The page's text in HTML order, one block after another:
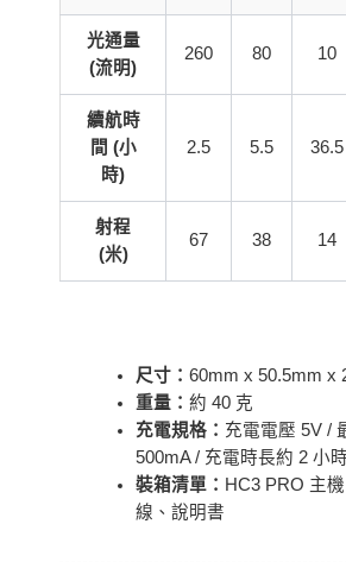
光通量
(流明)
260 80 10
續航時
間 (小
時)
2.5 5.5 36.5
射程
(米)
67 38 14
尺寸： 60mm x 50.5mm x
重量： 約 40 克
充電規格： 充電電壓 5V /
500mA / 充電時長約 2 小時
裝箱清單： HC3 PRO 主
線、說明書